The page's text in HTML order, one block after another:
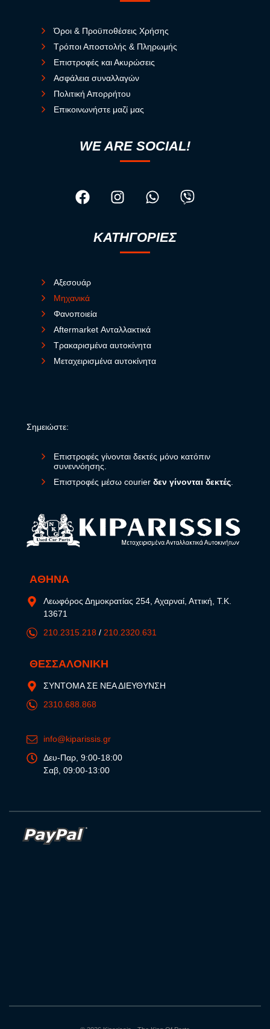
Όροι & Προϋποθέσεις Χρήσης
Τρόποι Αποστολής & Πληρωμής
Επιστροφές και Ακυρώσεις
Ασφάλεια συναλλαγών
Πολιτική Απορρήτου
Επικοινωνήστε μαζί μας
WE ARE SOCIAL!
ΚΑΤΗΓΟΡΙΕΣ
Αξεσουάρ
Μηχανικά
Φανοποιεία
Aftermarket Ανταλλακτικά
Τρακαρισμένα αυτοκίνητα
Μεταχειρισμένα αυτοκίνητα
Σημειώστε:
Επιστροφές γίνονται δεκτές μόνο κατόπιν
συνεννόησης.
Επιστροφές μέσω courier δεν γίνονται δεκτές
ΑΘΗΝΑ
Λεωφόρος Δημοκρατίας 254, Αχαρναί, Αττική, Τ.Κ.
13671
210.2315.218 / 210.2320.631
ΘΕΣΣΑΛΟΝΙΚΗ
ΣΥΝΤΟΜΑ ΣΕ ΝΕΑ ΔΙΕΥΘΥΝΣΗ
2310.688.868
info@kiparissis.gr
Δευ-Παρ, 9:00-18:00
Σαβ, 09:00-13:00